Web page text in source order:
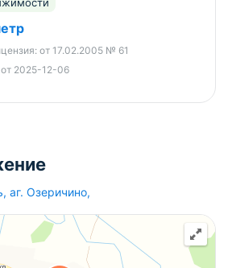
отдыха и комфортной
от 17.02.2005 № 61
2025-12-06
, аг. Озеричино,